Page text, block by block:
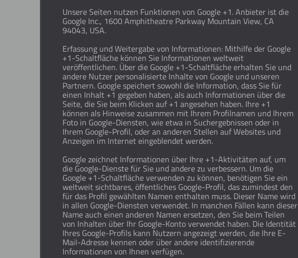
Unsere Seiten nutzen Funktionen von Google +1. Anbieter ist die
Google Inc., 1600 Amphitheatre Parkway Mountain View, CA
94043, USA.
Erfassung und Weitergabe von Informationen: Mithilfe der Google
+1-Schaltfläche können Sie Informationen weltweit
veröffentlichen. Über die Google +1-Schaltfläche erhalten Sie und
andere Nutzer personalisierte Inhalte von Google und unseren
Partnern. Google speichert sowohl die Information, dass Sie für
einen Inhalt +1 gegeben haben, als auch Informationen über die
Seite, die Sie beim Klicken auf +1 angesehen haben. Ihre +1
können als Hinweise zusammen mit Ihrem Profilnamen und Ihrem
Foto in Google-Diensten, wie etwa in Suchergebnissen oder in
Ihrem Google-Profil, oder an anderen Stellen auf Websites und
Anzeigen im Internet eingeblendet werden.
Google zeichnet Informationen über Ihre +1-Aktivitäten auf, um
die Google-Dienste für Sie und andere zu verbessern. Um die
Google +1-Schaltfläche verwenden zu können, benötigen Sie ein
weltweit sichtbares, öffentliches Google-Profil, das zumindest den
für das Profil gewählten Namen enthalten muss. Dieser Name wird
in allen Google-Diensten verwendet. In manchen Fällen kann dieser
Name auch einen anderen Namen ersetzen, den Sie beim Teilen
von Inhalten über Ihr Google-Konto verwendet haben. Die Identität
Ihres Google-Profils kann Nutzern angezeigt werden, die Ihre E-
Mail-Adresse kennen oder über andere identifizierende
Informationen von Ihnen verfügen.